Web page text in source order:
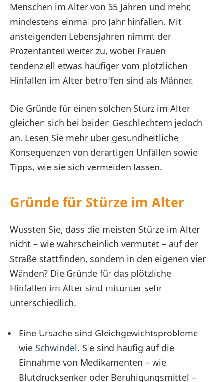
Menschen im Alter von 65 Jahren und mehr,
mindestens einmal pro Jahr hinfallen. Mit
ansteigenden Lebensjahren nimmt der
Prozentanteil weiter zu, wobei Frauen
tendenziell etwas häufiger vom plötzlichen
Hinfallen im Alter betroffen sind als Männer.
Die Gründe für einen solchen Sturz im Alter
gleichen sich bei beiden Geschlechtern jedoch
an. Lesen Sie mehr über gesundheitliche
Konsequenzen von derartigen Unfällen sowie
Tipps, wie sie sich vermeiden lassen.
Gründe für Stürze im Alter
Wussten Sie, dass die meisten Stürze im Alter
nicht – wie wahrscheinlich vermutet – auf der
Straße stattfinden, sondern in den eigenen vier
Wänden? Die Gründe für das plötzliche
Hinfallen im Alter sind mitunter sehr
unterschiedlich.
Eine Ursache sind Gleichgewichtsprobleme
wie Schwindel. Sie sind häufig auf die
Einnahme von Medikamenten – wie
Blutdrucksenker oder Beruhigungsmittel –